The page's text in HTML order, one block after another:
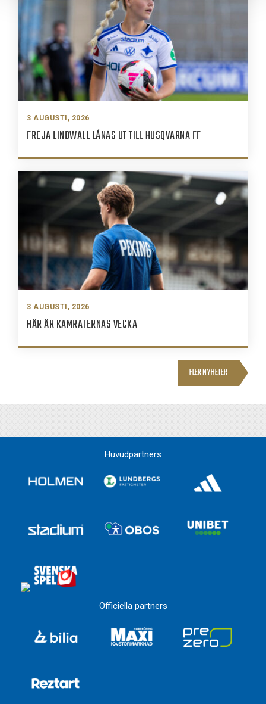
3 AUGUSTI, 2026
FREJA LINDWALL LÅNAS UT TILL HUSQVARNA FF
3 AUGUSTI, 2026
HÄR ÄR KAMRATERNAS VECKA
FLER NYHETER
Huvudpartners
Officiella partners